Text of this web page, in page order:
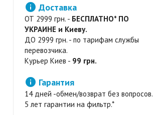
 Доставка
ОТ 2999 грн. - БЕСПЛАТНО* ПО
УКРАИНЕ и Киеву.
ДО 2999 грн. - по тарифам службы
перевозчика.
Курьер Киев - 99 грн.
 Гарантия
14 дней -обмен/возврат без вопросов.
5 лет гарантии на фильтр.*